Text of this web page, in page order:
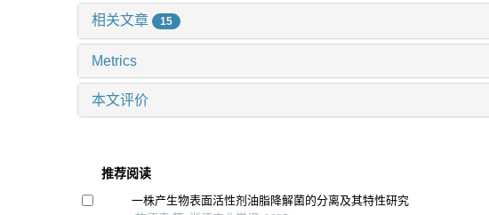
相关文章 15
Metrics
本文评价
推荐阅读
一株产生物表面活性剂油脂降解菌的分离及其特性研究